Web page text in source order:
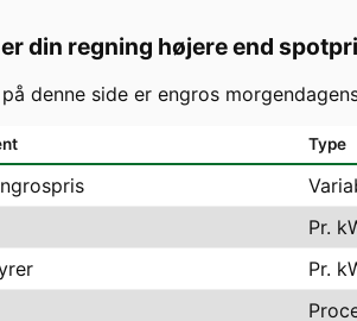
din regning højere end
på denne side er engros
Type
Pr.
Pr.